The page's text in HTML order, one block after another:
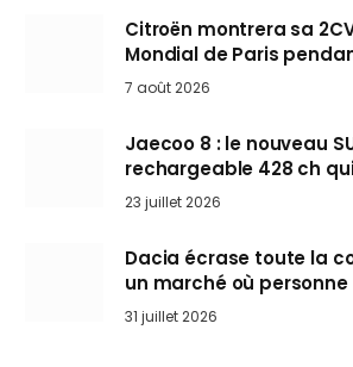
Citroën montrera sa
Mondial de Paris
Mini désertent le salon
7 août 2026
Jaecoo 8 : le nouveau
rechargeable 428 ch qui
arrive en Europe cet
23 juillet 2026
Dacia écrase toute la
un marché où
31 juillet 2026